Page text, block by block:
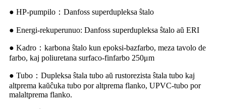
● HP-pumpilo：Danfoss superdupleksa ŝtalo
● Energi-rekuperunuo: Danfoss superdupleksa ŝtalo aŭ ERI
● Kadro：karbona ŝtalo kun epoksi-bazfarbo, meza tavolo de
farbo, kaj poliuretana surfaco-finfarbo 250μm
● Tubo：Dupleksa ŝtala tubo aŭ rustorezista ŝtala tubo kaj
altprema kaŭĉuka tubo por altprema flanko, UPVC-tubo por
malaltprema flanko.